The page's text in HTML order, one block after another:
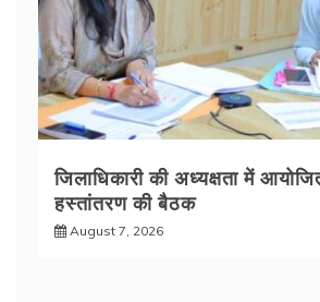
जिलाधिकारी की अध्यक्षता में
हस्तांतरण की बैठक
August 7, 2026